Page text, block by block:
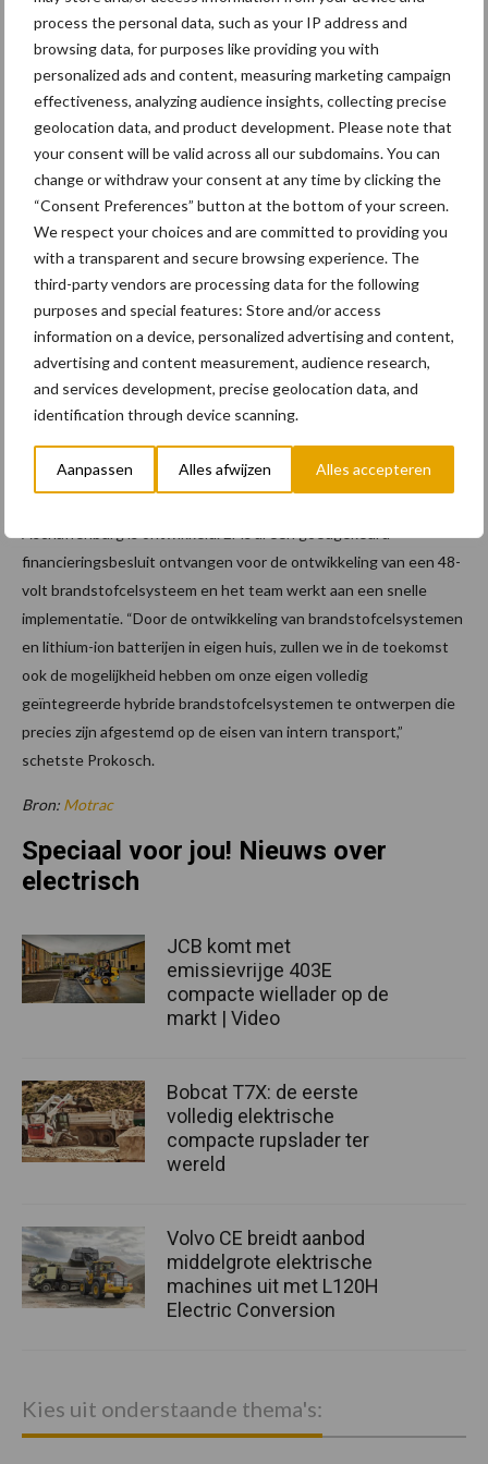
process the personal data, such as your IP address and
browsing data, for purposes like providing you with
personalized ads and content, measuring marketing campaign
effectiveness, analyzing audience insights, collecting precise
geolocation data, and product development. Please note that
your consent will be valid across all our subdomains. You can
change or withdraw your consent at any time by clicking the
“Consent Preferences” button at the bottom of your screen.
We respect your choices and are committed to providing you
with a transparent and secure browsing experience. The
third-party vendors are processing data for the following
purposes and special features: Store and/or access
information on a device, personalized advertising and content,
advertising and content measurement, audience research,
and services development, precise geolocation data, and
identification through device scanning.
Aanpassen Alles afwijzen Alles accepteren
voorwaarden vorkheftrucks met brandstofcel geschikt voor de
markt en nu al economisch rendabel zijn. Dit geldt vooral als er ter
plaatse al een waterstofinfrastructuur beschikbaar is of als zeer
zuivere waterstof als afvalproduct in het bedrijfsproces wordt
geproduceerd. Heftrucks met brandstofcel zijn ook geschikt voor
inzetbaarheid binnenshuis of wanneer er beperkte ruimte is voor
laad- of batterijwisselfaciliteiten, die ook opgeslagen moeten
worden.
Eigen brandstofcelsystemen
Parallel aan de aanleg van de waterstofinfrastructuur in
Aschaffenburg zet het moederbedrijf van Linde MH, KION
GROUP AG, vaart zetten achter de ontwikkeling en productie
van eigen brandstofcelsystemen. Op de vakbeurs LogiMAT
presenteerde Linde MH het eerste van haar eigen 24-
financieringsbesluit ontvangen voor de ontwikkeling van een 48-
volt brandstofcelsysteem en het team werkt aan een snelle
implementatie. “Door de ontwikkeling van brandstofcelsystemen
en lithium-ion batterijen in eigen huis, zullen we in de toekomst
ook de mogelijkheid hebben om onze eigen volledig
geïntegreerde hybride brandstofcelsystemen te ontwerpen die
precies zijn afgestemd op de eisen van intern transport,”
schetste Prokosch.
Bron: Motrac
Speciaal voor jou! Nieuws over
electrisch
JCB komt met
emissievrijge 403E
compacte wiellader op de
markt | Video
Bobcat T7X: de eerste
volledig elektrische
compacte rupslader ter
wereld
Volvo CE breidt aanbod
middelgrote elektrische
machines uit met L120H
Electric Conversion
Kies uit onderstaande thema's: